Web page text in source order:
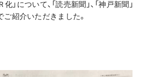
」について、「読売新聞」、「神戸新聞」
ご紹介いただきました。